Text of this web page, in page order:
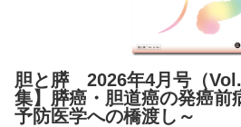
胆と膵 2026年4月号（
集】膵癌・胆道癌の発癌前
予防医学への橋渡し～